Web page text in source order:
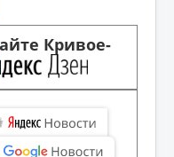
Кривое-